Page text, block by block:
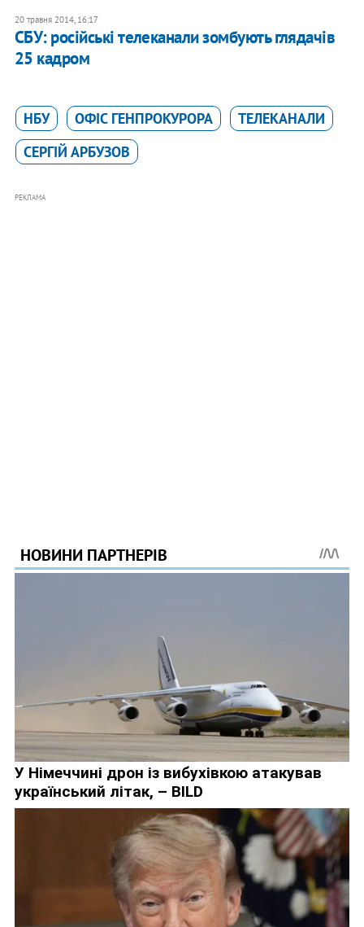
20 травня 2014, 16:17
СБУ: російські телеканали зомбують глядачів
25 кадром
НБУ ОФІС ГЕНПРОКУРОРА
ТЕЛЕКАНАЛИ
СЕРГІЙ АРБУЗОВ
РЕКЛАМА